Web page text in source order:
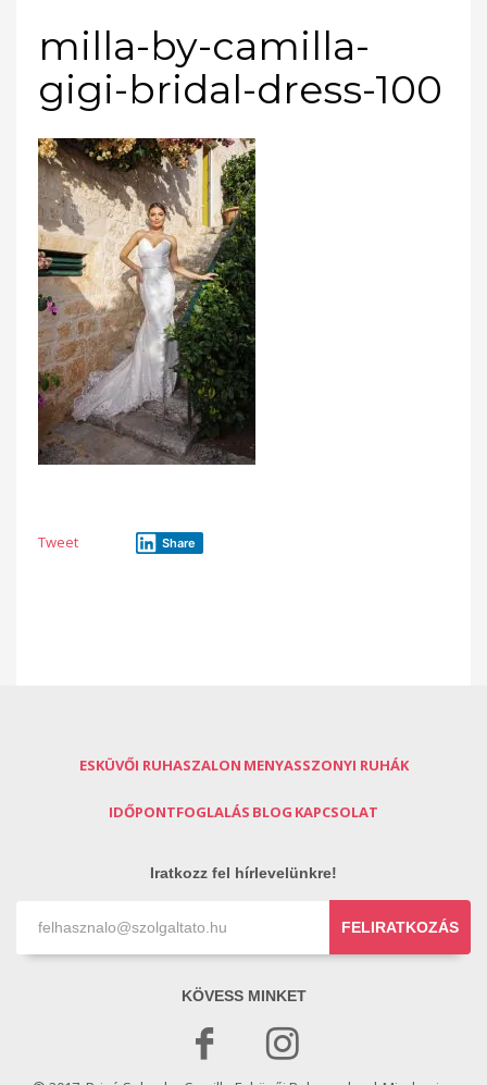
milla-by-camilla-
gigi-bridal-dress-100
Tweet Share
ESKÜVŐI RUHASZALON MENYASSZONYI RUHÁK
IDŐPONTFOGLALÁS BLOG KAPCSOLAT
Iratkozz fel hírlevelünkre!
FELIRATKOZÁS
KÖVESS MINKET